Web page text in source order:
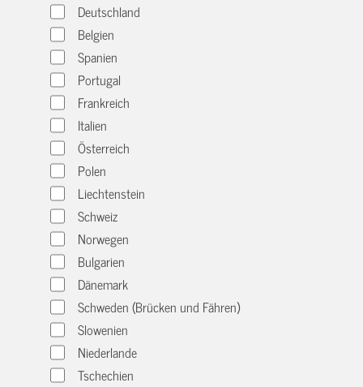
Deutschland
Belgien
Spanien
Portugal
Frankreich
Italien
Österreich
Polen
Liechtenstein
Schweiz
Norwegen
Bulgarien
Dänemark
Schweden (Brücken und Fähren)
Slowenien
Niederlande
Tschechien